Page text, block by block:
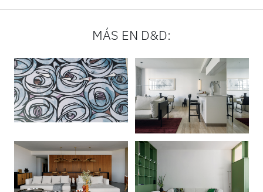
MÁS EN D&D: